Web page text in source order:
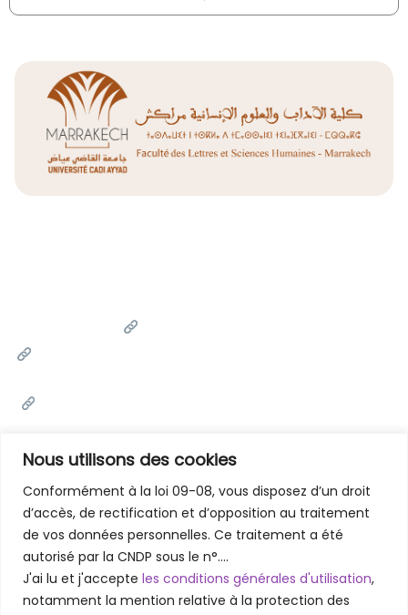
Nous utilisons des cookies
Conformément à la loi 09-08, vous disposez d’un droit
d’accès, de rectification et d’opposition au traitement
de vos données personnelles. Ce traitement a été
autorisé par la CNDP sous le n°….
J'ai lu et j'accepte les conditions générales d'utilisation,
notamment la mention relative à la protection des
Portail National de Maroc
Contactez-Nous
Faculté des Lettres et des Sciences Humaines - Marrakech
Rue Amarchich, Marrakesh 40000
05 24 31 20 31 / 05 24 31 48 61